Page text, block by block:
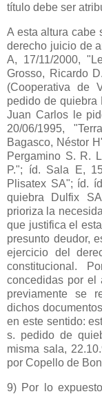
título debe ser
A esta altura cabe
derecho juicio de
A, 17/11/2000,
Grosso, Ricardo
(Cooperativa de
pedido de quiebra
Juan Carlos le
20/06/1995,
Bagasco, Néstor
Pergamino S. R.
P."; íd. Sala E,
Plisatex SA"; íd.
quiebra Dulfix
prioriza la
que justifica el
presunto deudor,
ejercicio del
constitucional.
concedidas por el
previamente se
dichos
en este sentido:
s. pedido de
misma sala,
por Copello de
9) Por lo